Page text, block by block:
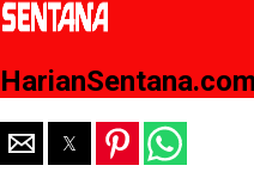
HarianSentana.com